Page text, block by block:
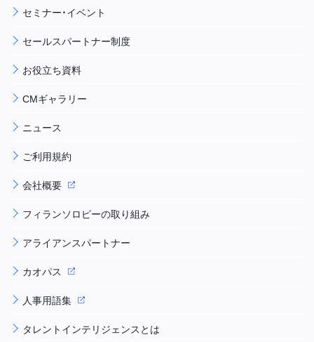
セミナー・イベント
セールスパートナー制度
お役立ち資料
CMギャラリー
ニュース
ご利用規約
会社概要
フィランソロピーの取り組み
アライアンスパートナー
カオパス
人事用語集
タレントインテリジェンスとは